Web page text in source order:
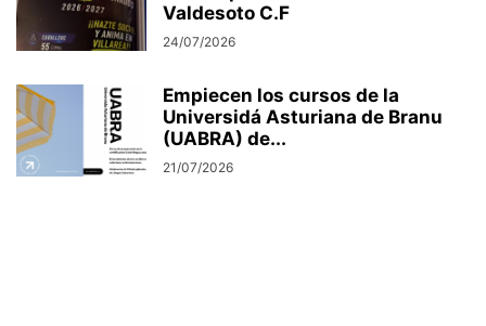
Valdesoto C.F
24/07/2026
Empiecen los cursos de la
Universidá Asturiana de Branu
(UABRA) de...
21/07/2026